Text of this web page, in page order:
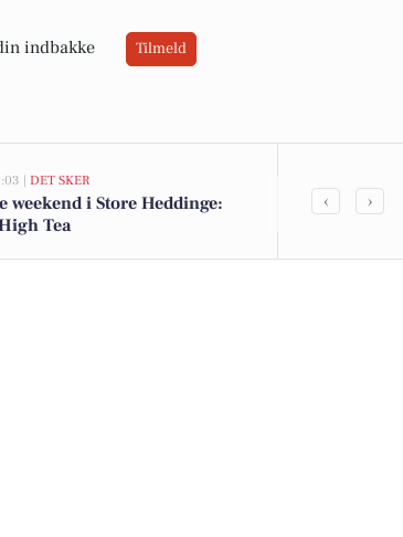
indbakke Tilmeld
| DET SKER
weekend i Store Heddinge:
Tea
‹ ›